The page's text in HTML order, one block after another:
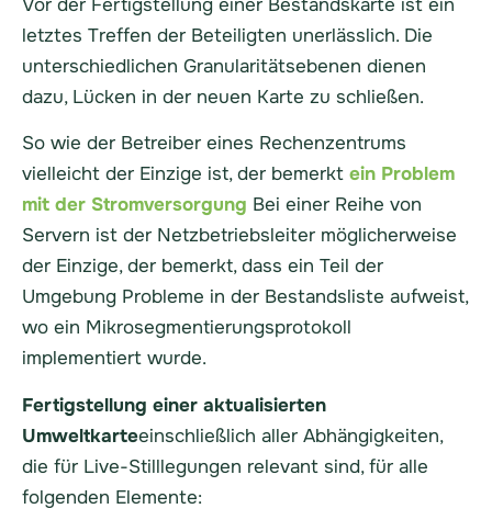
Vor der Fertigstellung einer Bestandskarte ist ein
letztes Treffen der Beteiligten unerlässlich. Die
unterschiedlichen Granularitätsebenen dienen
dazu, Lücken in der neuen Karte zu schließen.
So wie der Betreiber eines Rechenzentrums
vielleicht der Einzige ist, der bemerkt ein Problem
mit der Stromversorgung Bei einer Reihe von
Servern ist der Netzbetriebsleiter möglicherweise
der Einzige, der bemerkt, dass ein Teil der
Umgebung Probleme in der Bestandsliste aufweist,
wo ein Mikrosegmentierungsprotokoll
implementiert wurde.
Fertigstellung einer aktualisierten
Umweltkarteeinschließlich aller Abhängigkeiten,
die für Live-Stilllegungen relevant sind, für alle
folgenden Elemente: